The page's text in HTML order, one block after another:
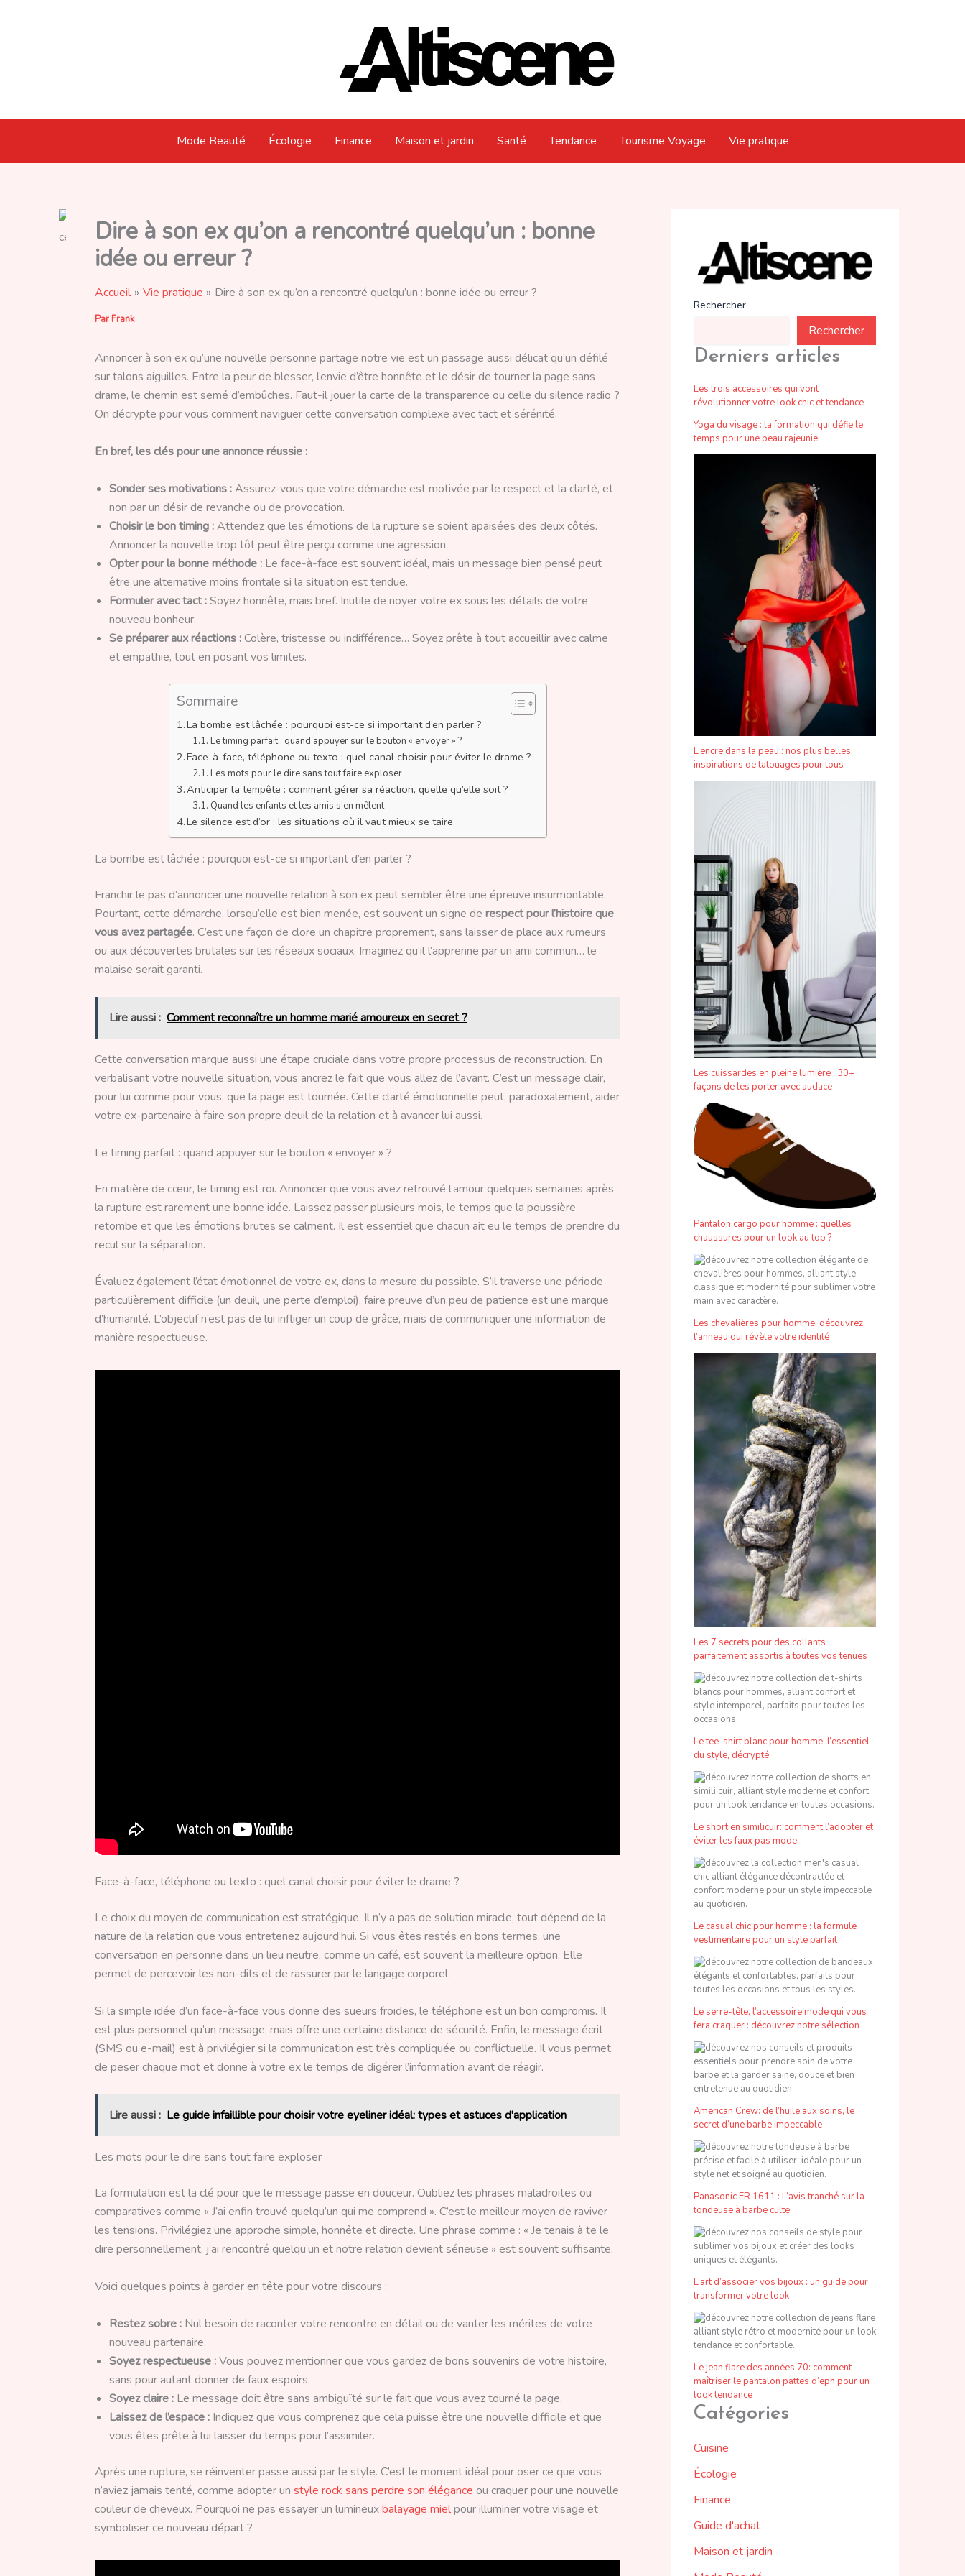
Mode Beauté Écologie Finance Maison et jardin Santé Tendance Tourisme Voyage Vie pratique
Dire à son ex qu’on a rencontré quelqu’un : bonne
idée ou erreur ?
Accueil Vie pratique Dire à son ex qu’on a rencontré quelqu’un : bonne idée ou erreur ?
Par Frank
Annoncer à son ex qu’une nouvelle personne partage notre vie est un passage aussi délicat qu’un défilé
sur talons aiguilles. Entre la peur de blesser, l’envie d’être honnête et le désir de tourner la page sans
drame, le chemin est semé d’embûches. Faut-il jouer la carte de la transparence ou celle du silence radio ?
On décrypte pour vous comment naviguer cette conversation complexe avec tact et sérénité.
En bref, les clés pour une annonce réussie :
Sonder ses motivations :Assurez-vous que votre démarche est motivée par le respect et la clarté, et
non par un désir de revanche ou de provocation.
Choisir le bon timing :Attendez que les émotions de la rupture se soient apaisées des deux côtés.
Annoncer la nouvelle trop tôt peut être perçu comme une agression.
Opter pour la bonne méthode : Le face-à-face est souvent idéal, mais un message bien pensé peut
être une alternative moins frontale si la situation est tendue.
Formuler avec tact :Soyez honnête, mais bref. Inutile de noyer votre ex sous les détails de votre
nouveau bonheur.
Se préparer aux réactions :Colère, tristesse ou indifférence… Soyez prête à tout accueillir avec calme
et empathie, tout en posant vos limites.
Sommaire
La bombe est lâchée : pourquoi est-ce si important d’en parler ?
Le timing parfait : quand appuyer sur le bouton « envoyer » ?
Face-à-face, téléphone ou texto : quel canal choisir pour éviter le drame ?
Les mots pour le dire sans tout faire exploser
Anticiper la tempête : comment gérer sa réaction, quelle qu’elle soit ?
Quand les enfants et les amis s’en mêlent
Le silence est d’or : les situations où il vaut mieux se taire
La bombe est lâchée : pourquoi est-ce si important d’en parler ?
Franchir le pas d’annoncer une nouvelle relation à son ex peut sembler être une épreuve insurmontable.
Pourtant, cette démarche, lorsqu’elle est bien menée, est souvent un signe de respect pour l’histoire que
vous avez partagée. C’est une façon de clore un chapitre proprement, sans laisser de place aux rumeurs
ou aux découvertes brutales sur les réseaux sociaux. Imaginez qu’il l’apprenne par un ami commun… le
malaise serait garanti.
Lire aussi : Comment reconnaître un homme marié amoureux en secret ?
Cette conversation marque aussi une étape cruciale dans votre propre processus de reconstruction. En
verbalisant votre nouvelle situation, vous ancrez le fait que vous allez de l’avant. C’est un message clair,
pour lui comme pour vous, que la page est tournée. Cette clarté émotionnelle peut, paradoxalement, aider
votre ex-partenaire à faire son propre deuil de la relation et à avancer lui aussi.
Le timing parfait : quand appuyer sur le bouton « envoyer » ?
En matière de cœur, le timing est roi. Annoncer que vous avez retrouvé l’amour quelques semaines après
la rupture est rarement une bonne idée. Laissez passer plusieurs mois, le temps que la poussière
retombe et que les émotions brutes se calment. Il est essentiel que chacun ait eu le temps de prendre du
recul sur la séparation.
Évaluez également l’état émotionnel de votre ex, dans la mesure du possible. S’il traverse une période
particulièrement difficile (un deuil, une perte d’emploi), faire preuve d’un peu de patience est une marque
d’humanité. L’objectif n’est pas de lui infliger un coup de grâce, mais de communiquer une information de
manière respectueuse.
Face-à-face, téléphone ou texto : quel canal choisir pour éviter le drame ?
Le choix du moyen de communication est stratégique. Il n’y a pas de solution miracle, tout dépend de la
nature de la relation que vous entretenez aujourd’hui. Si vous êtes restés en bons termes, une
conversation en personne dans un lieu neutre, comme un café, est souvent la meilleure option. Elle
permet de percevoir les non-dits et de rassurer par le langage corporel.
Si la simple idée d’un face-à-face vous donne des sueurs froides, le téléphone est un bon compromis. Il
est plus personnel qu’un message, mais offre une certaine distance de sécurité. Enfin, le message écrit
(SMS ou e-mail) est à privilégier si la communication est très compliquée ou conflictuelle. Il vous permet
de peser chaque mot et donne à votre ex le temps de digérer l’information avant de réagir.
Lire aussi : Le guide infaillible pour choisir votre eyeliner idéal: types et astuces d'application
Les mots pour le dire sans tout faire exploser
La formulation est la clé pour que le message passe en douceur. Oubliez les phrases maladroites ou
comparatives comme « J’ai enfin trouvé quelqu’un qui me comprend ». C’est le meilleur moyen de raviver
les tensions. Privilégiez une approche simple, honnête et directe. Une phrase comme : « Je tenais à te le
dire personnellement, j’ai rencontré quelqu’un et notre relation devient sérieuse » est souvent suffisante.
Voici quelques points à garder en tête pour votre discours :
Restez sobre : Nul besoin de raconter votre rencontre en détail ou de vanter les mérites de votre
nouveau partenaire.
Soyez respectueuse :Vous pouvez mentionner que vous gardez de bons souvenirs de votre histoire,
sans pour autant donner de faux espoirs.
Soyez claire : Le message doit être sans ambiguïté sur le fait que vous avez tourné la page.
Laissez de l’espace : Indiquez que vous comprenez que cela puisse être une nouvelle difficile et que
vous êtes prête à lui laisser du temps pour l’assimiler.
Après une rupture, se réinventer passe aussi par le style. C’est le moment idéal pour oser ce que vous
n’aviez jamais tenté, comme adopter un style rock sans perdre son élégance ou craquer pour une nouvelle
couleur de cheveux. Pourquoi ne pas essayer un lumineuxbalayage mielpour illuminer votre visage et
symboliser ce nouveau départ ?
Rechercher
Rechercher
Derniers articles
Les trois accessoires qui vont
révolutionner votre look chic et tendance
Yoga du visage : la formation qui défie le
temps pour une peau rajeunie
L’encre dans la peau : nos plus belles
inspirations de tatouages pour tous
Les cuissardes en pleine lumière : 30+
façons de les porter avec audace
Pantalon cargo pour homme : quelles
chaussures pour un look au top ?
Les chevalières pour homme: découvrez
l’anneau qui révèle votre identité
Les 7 secrets pour des collants
parfaitement assortis à toutes vos tenues
Le tee-shirt blanc pour homme: l’essentiel
du style, décrypté
Le short en similicuir: comment l’adopter et
éviter les faux pas mode
Le casual chic pour homme : la formule
vestimentaire pour un style parfait
Le serre-tête, l’accessoire mode qui vous
fera craquer : découvrez notre sélection
American Crew: de l’huile aux soins, le
secret d’une barbe impeccable
Panasonic ER 1611 : L’avis tranché sur la
tondeuse à barbe culte
L’art d’associer vos bijoux : un guide pour
transformer votre look
Le jean flare des années 70: comment
maîtriser le pantalon pattes d’eph pour un
look tendance
Catégories
Cuisine
Écologie
Finance
Guide d'achat
Maison et jardin